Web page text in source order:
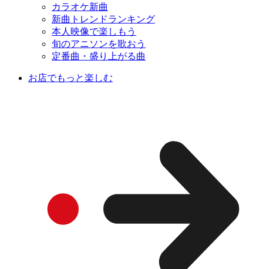
カラオケ新曲
新曲トレンドランキング
本人映像で楽しもう
旬のアニソンを歌おう
定番曲・盛り上がる曲
お店でもっと楽しむ